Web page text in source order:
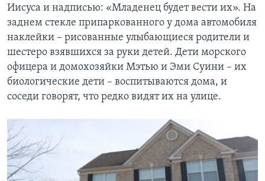
Иисуса и надписью: «Младенец будет вести их». На
заднем стекле припаркованного у дома автомобиля
наклейки – рисованные улыбающиеся родители и
шестеро взявшихся за руки детей. Дети морского
офицера и домохозяйки Мэтью и Эми Суини – их
биологические дети – воспитываются дома, и
соседи говорят, что редко видят их на улице.